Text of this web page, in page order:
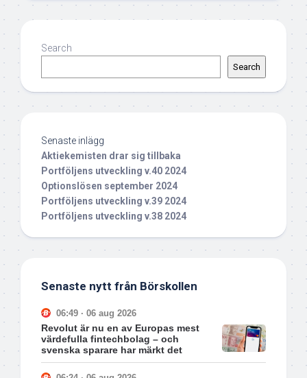
Search
Search
Senaste inlägg
Aktiekemisten drar sig tillbaka
Portföljens utveckling v.40 2024
Optionslösen september 2024
Portföljens utveckling v.39 2024
Portföljens utveckling v.38 2024
Senaste nytt från Börskollen
06:49 · 06 aug 2026
Revolut är nu en av Europas mest
värdefulla fintechbolag – och
svenska sparare har märkt det